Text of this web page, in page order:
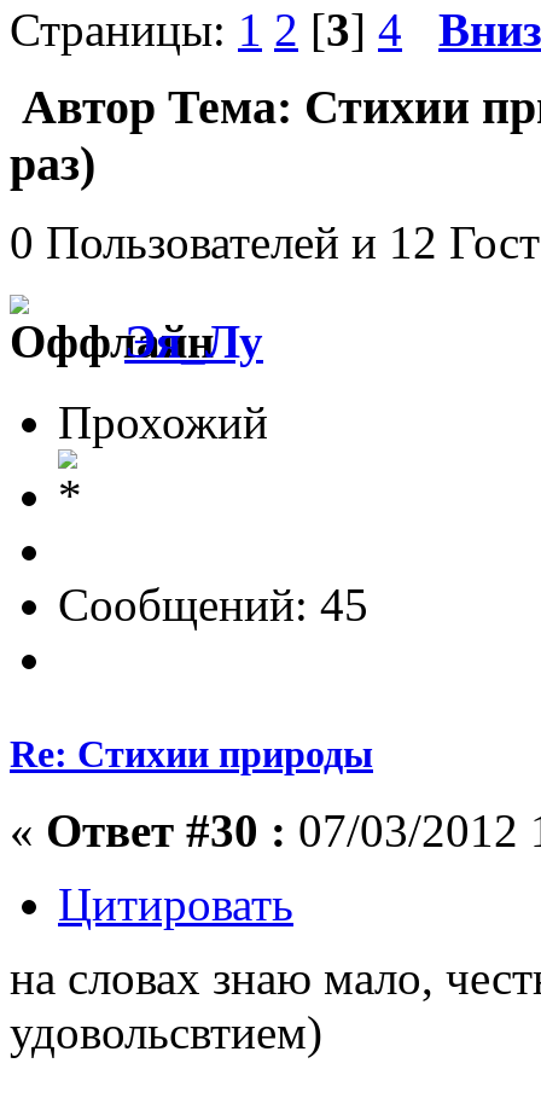
Страницы: 1 2 [3] 4 Вниз
Автор Тема: Стихии
раз)
0 Пользователей и 12
Эя_Лу
Прохожий
Сообщений: 45
Re: Стихии природы
« Ответ #30 : 07/03/2012
Цитировать
на словах знаю мало,
удовольсвтием)